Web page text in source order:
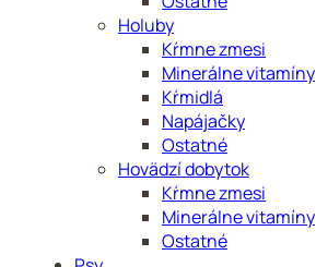
Holuby
Kŕmne zmesi
Minerálne vitamíny
Kŕmidlá
Napájačky
Ostatné
Hovädzí dobytok
Kŕmne zmesi
Minerálne vitamíny
Ostatné